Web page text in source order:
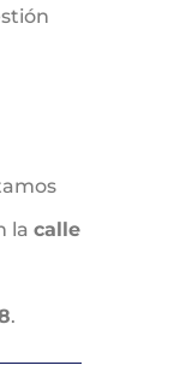
la calle
.